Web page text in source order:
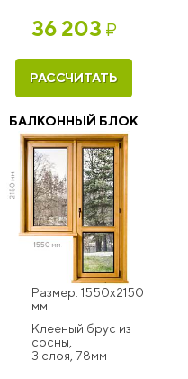
36 203 ₽
РАССЧИТАТЬ
БАЛКОННЫЙ БЛОК
Размер: 1550x2150
мм
Клееный брус из
сосны,
3 слоя, 78мм